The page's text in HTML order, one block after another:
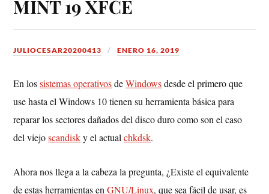
MINT 19 XFCE
JULIOCESAR20200413 ENERO 16, 2019
En lossistemas operativosdeWindowsdesde el primero que
use hasta el Windows 10 tienen su herramienta básica para
reparar los sectores dañados del disco duro como son el caso
del viejoscandisky el actualchkdsk.
Ahora nos llega a la cabeza la pregunta, ¿Existe el equivalente
de estas herramientas enGNU/Linux, que sea fácil de usar, es